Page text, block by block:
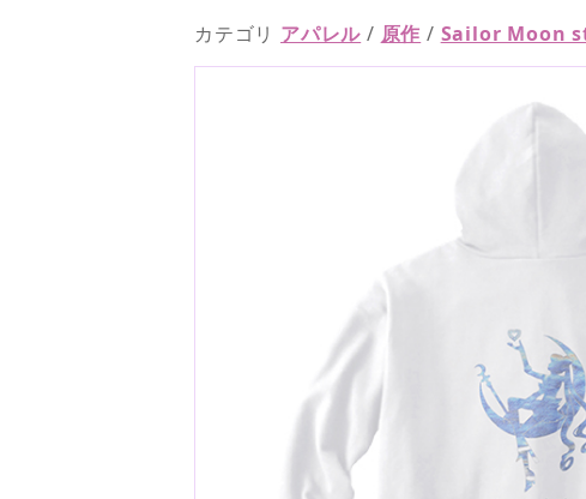
カテゴリ アパレル / 原作 / Sailor Moon